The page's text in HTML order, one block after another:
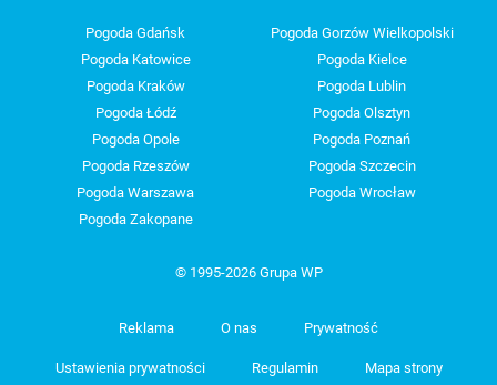
Pogoda Gdańsk
Pogoda Gorzów Wielkopolski
Pogoda Katowice
Pogoda Kielce
Pogoda Kraków
Pogoda Lublin
Pogoda Łódź
Pogoda Olsztyn
Pogoda Opole
Pogoda Poznań
Pogoda Rzeszów
Pogoda Szczecin
Pogoda Warszawa
Pogoda Wrocław
Pogoda Zakopane
© 1995-2026 Grupa WP
Reklama O nas Prywatność
Ustawienia prywatności Regulamin Mapa strony